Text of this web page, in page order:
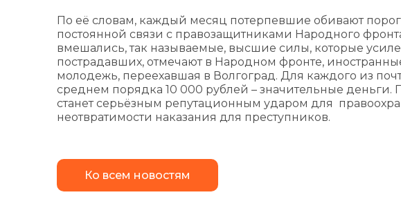
По её словам, каждый месяц потерпевшие обивают
постоянной связи с правозащитниками Народного
вмешались, так называемые, высшие силы, которые
пострадавших, отмечают в Народном фронте,
молодежь, переехавшая в Волгоград. Для каждого из
среднем порядка 10 000 рублей – значительные деньги.
станет серьёзным репутационным ударом для
неотвратимости наказания для преступников.
Ко всем новостям